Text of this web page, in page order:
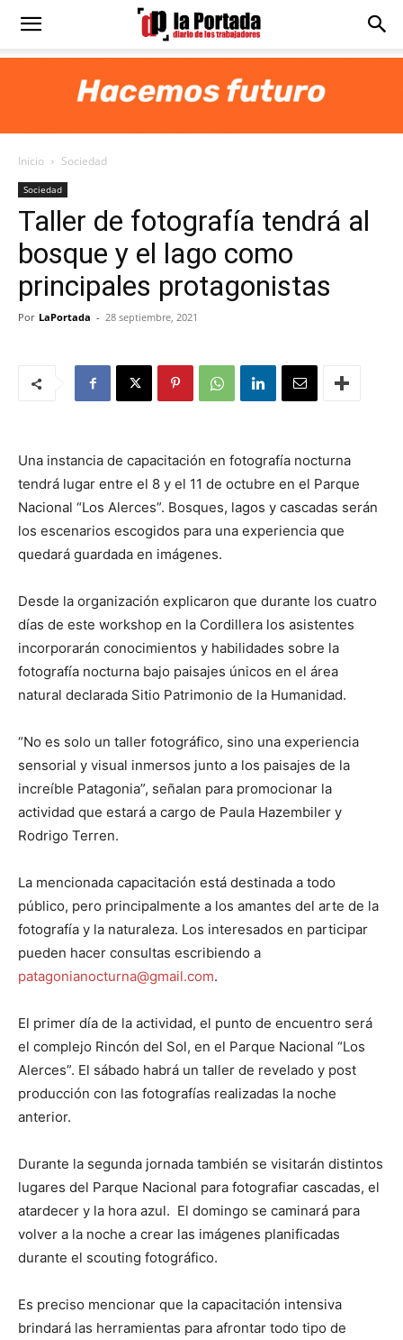
Diario
Portada
Inicio Sociedad
Sociedad
Taller de fotografía tendrá al
bosque y el lago como
principales protagonistas
Por LaPortada - 28 septiembre, 2021
Una instancia de capacitación en fotografía nocturna
tendrá lugar entre el 8 y el 11 de octubre en el Parque
Nacional “Los Alerces”. Bosques, lagos y cascadas serán
los escenarios escogidos para una experiencia que
quedará guardada en imágenes.
Desde la organización explicaron que durante los cuatro
días de este workshop en la Cordillera los asistentes
incorporarán conocimientos y habilidades sobre la
fotografía nocturna bajo paisajes únicos en el área
natural declarada Sitio Patrimonio de la Humanidad.
“No es solo un taller fotográfico, sino una experiencia
sensorial y visual inmersos junto a los paisajes de la
increíble Patagonia”, señalan para promocionar la
actividad que estará a cargo de Paula Hazembiler y
Rodrigo Terren.
La mencionada capacitación está destinada a todo
público, pero principalmente a los amantes del arte de la
fotografía y la naturaleza. Los interesados en participar
pueden hacer consultas escribiendo a
patagonianocturna@gmail.com.
El primer día de la actividad, el punto de encuentro será
el complejo Rincón del Sol, en el Parque Nacional “Los
Alerces”. El sábado habrá un taller de revelado y post
producción con las fotografías realizadas la noche
anterior.
Durante la segunda jornada también se visitarán distintos
lugares del Parque Nacional para fotografiar cascadas, el
atardecer y la hora azul. El domingo se caminará para
volver a la noche a crear las imágenes planificadas
durante el scouting fotográfico.
Es preciso mencionar que la capacitación intensiva
brindará las herramientas para afrontar todo tipo de